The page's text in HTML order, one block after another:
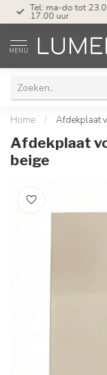
Tel: ma-do tot
17.00 uur
MENU
Home / Afdekplaat
Afdekplaat
beige